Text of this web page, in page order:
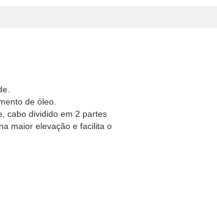
de óleo.
cabo dividido em 2 partes
maior elevação e facilita o